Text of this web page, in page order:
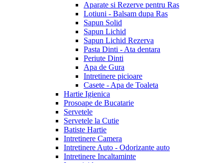
Aparate si Rezerve pentru Ras
Lotiuni - Balsam dupa Ras
Sapun Solid
Sapun Lichid
Sapun Lichid Rezerva
Pasta Dinti - Ata dentara
Periute Dinti
Apa de Gura
Intretinere picioare
Casete - Apa de Toaleta
Hartie Igienica
Prosoape de Bucatarie
Servetele
Servetele la Cutie
Batiste Hartie
Intretinere Camera
Intretinere Auto - Odorizante auto
Intretinere Incaltaminte